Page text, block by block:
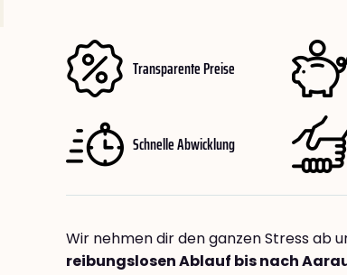
Transparente Preise
Schnelle Abwicklung
Wir nehmen dir den ganzen Stress ab
reibungslosen Ablauf bis nach